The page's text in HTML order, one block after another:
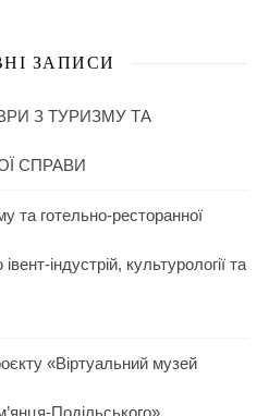
ЗАПИСИ
З ТУРИЗМУ ТА
СПРАВИ
та готельно-ресторанної
індустрій, культурології та
«Віртуальний музей
Подільського»